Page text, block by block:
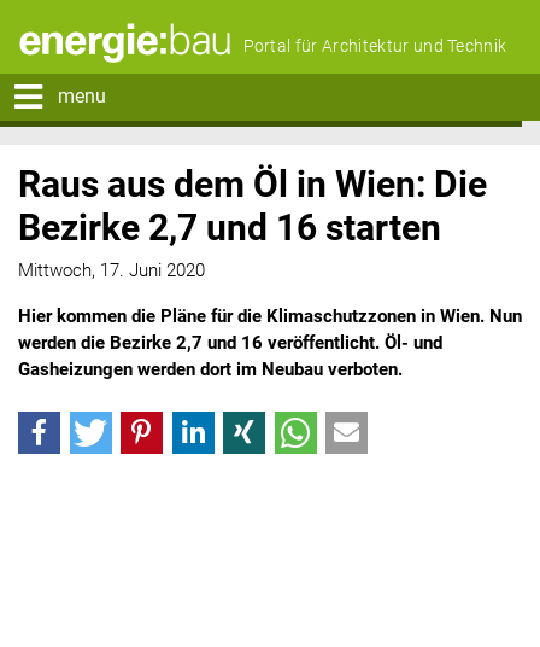
Portal für Architektur und Technik
menu
Raus aus dem Öl in Wien: Die
Bezirke 2,7 und 16 starten
Mittwoch, 17. Juni 2020
Hier kommen die Pläne für die Klimaschutzzonen in Wien. Nun
werden die Bezirke 2,7 und 16 veröffentlicht. Öl- und
Gasheizungen werden dort im Neubau verboten.